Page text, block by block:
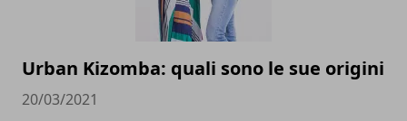
Urban Kizomba: quali sono le sue origini
20/03/2021